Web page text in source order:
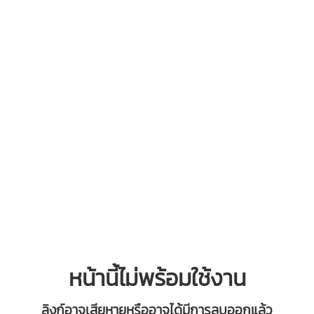
หน้านี้ไม่พร้อมใช้งาน
ลิงก์อาจเสียหายหรืออาจได้มีการลบออกแล้ว